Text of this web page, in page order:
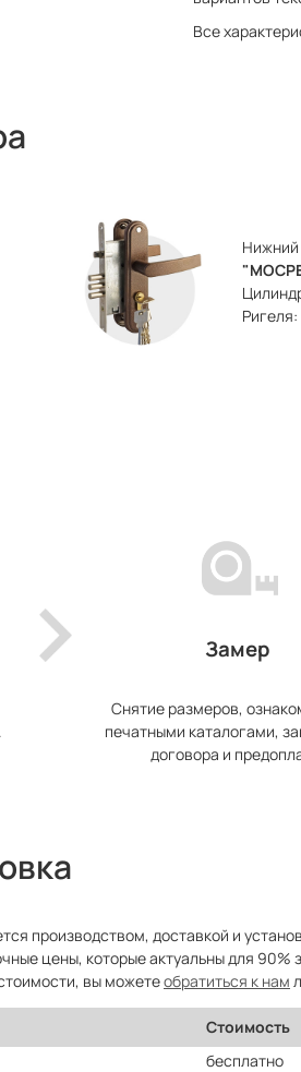
Все
Нижний
Замер
Снятие размеров,
печатными каталогами,
договора и
производством, доставкой и
цены, которые актуальны для 90%
вы можетеобратиться к нам
Стоимость
бесплатно